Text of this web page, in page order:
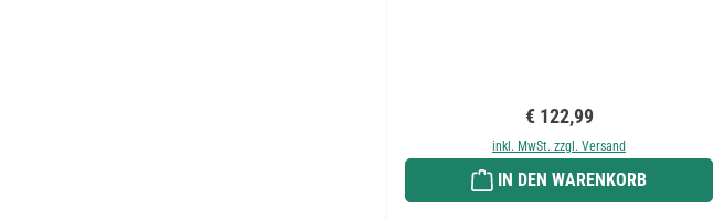
Regulärer Preis:
€ 122,99
inkl. MwSt. zzgl. Versand
IN DEN WARENKORB